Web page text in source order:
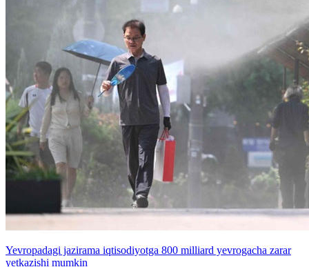
Yevropadagi jazirama iqtisodiyotga 800 milliard yevrogacha zarar
yetkazishi mumkin